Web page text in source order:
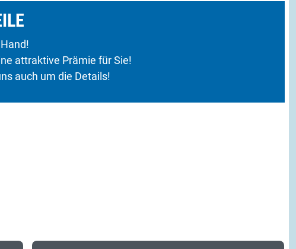
attraktive Prämie für Sie!
auch um die Details!